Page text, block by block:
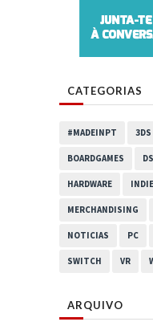
CATEGORIAS
#MADEINPT 3DS
BOARDGAMES DS
HARDWARE INDIE
MERCHANDISING
NOTICIAS PC
SWITCH VR
ARQUIVO